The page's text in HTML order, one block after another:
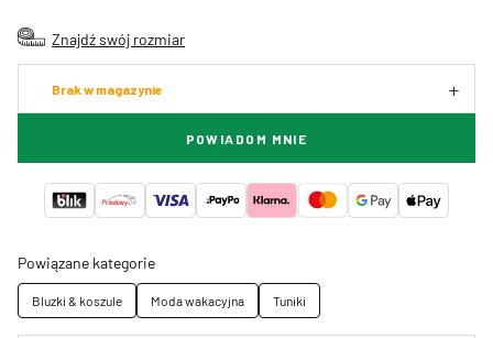
Znajdź swój rozmiar
Brak w magazynie
POWIADOM MNIE
Powiązane kategorie
Bluzki & koszule Moda wakacyjna Tuniki